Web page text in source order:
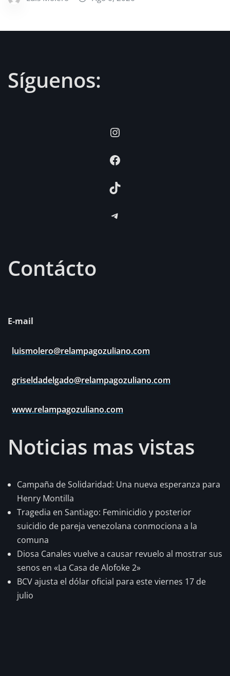
Síguenos:
Instagram
Facebook
TikTok
Telegram
Contácto
E-mail
luismolero@relampagozuliano.com
griseldadelgado@relampagozuliano.com
www.relampagozuliano.com
Noticias mas vistas
Campaña de Solidaridad: Una nueva esperanza para
Henry Montilla
Tragedia en Santiago: Feminicidio y posterior
suicidio de pareja venezolana conmociona a la
comuna
Diosa Canales vuelve a causar revuelo al mostrar sus
senos en «La Casa de Alofoke 2»
BCV ajusta el dólar oficial para este viernes 17 de
julio